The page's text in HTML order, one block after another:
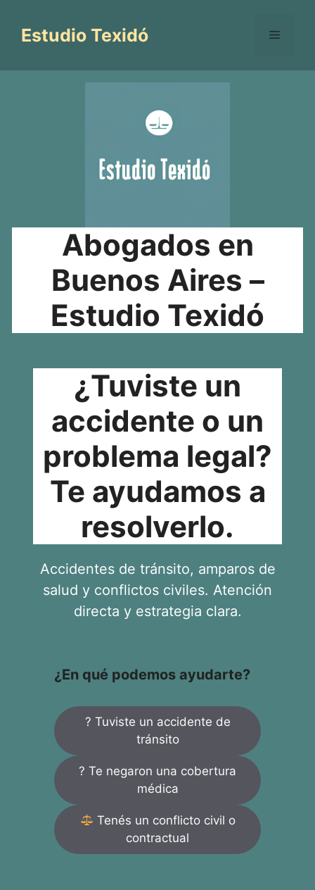
contenido
Estudio Texidó Menú
Abogados en
Buenos Aires –
Estudio Texidó
¿Tuviste un
accidente o un
problema legal?
Te ayudamos a
resolverlo.
Accidentes de tránsito, amparos de
salud y conflictos civiles. Atención
directa y estrategia clara.
¿En qué podemos ayudarte?
? Tuviste un accidente de
tránsito
? Te negaron una cobertura
médica
Tenés un conflicto civil o
contractual